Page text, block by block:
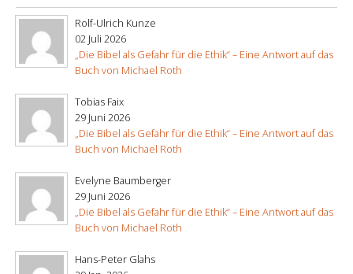
Rolf-Ulrich Kunze
02 Juli 2026
„Die Bibel als Gefahr für die Ethik“ – Eine Antwort auf das
Buch von Michael Roth
Tobias Faix
29 Juni 2026
„Die Bibel als Gefahr für die Ethik“ – Eine Antwort auf das
Buch von Michael Roth
Evelyne Baumberger
29 Juni 2026
„Die Bibel als Gefahr für die Ethik“ – Eine Antwort auf das
Buch von Michael Roth
Hans-Peter Glahs